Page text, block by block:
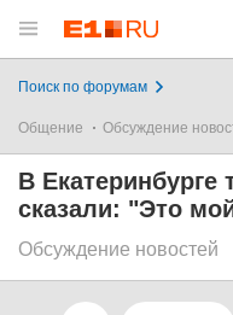
Поиск по форумам
Общение Обсуждение
В
сказали: "Это
Обсуждение новостей